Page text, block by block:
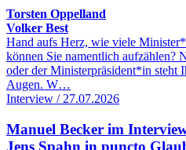
Torsten Oppelland
Volker Best
Hand aufs Herz, wie viele
können Sie namentlich aufzählen?
oder der Ministerpräsident*in steht
Augen. W…
Interview / 27.07.2026
Manuel Becker im
Jens Spahn in puncto